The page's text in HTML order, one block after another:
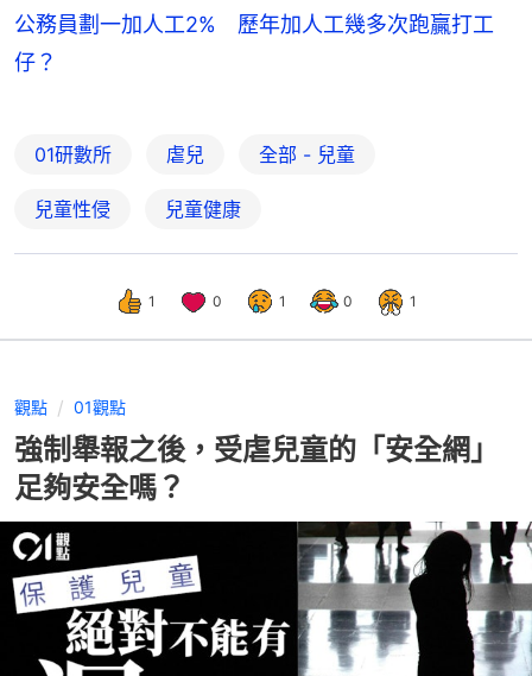
公務員劃一加人工2% 歷年加人工幾多次跑贏打工
仔？
01研數所 虐兒 全部 - 兒童
兒童性侵 兒童健康
1 0 1 0 1
觀點 01觀點
強制舉報之後，受虐兒童的「安全網」
足夠安全嗎？